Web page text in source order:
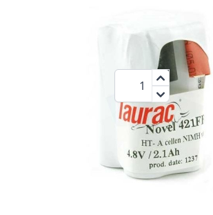
Menge
Batterie ohne Anschlußkabel, separat
Spezifikationen